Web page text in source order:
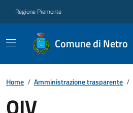
Regione Piemonte
Comune di Netro
Home / Amministrazione trasparente /